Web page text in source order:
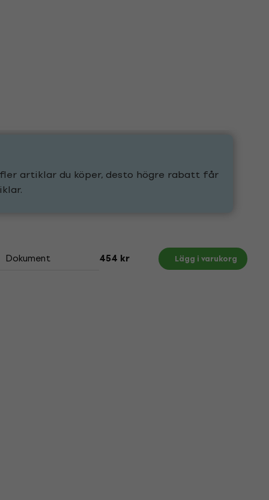
artiklar du köper, desto högre rabatt får
Dokument 454 kr Lägg i varukorg